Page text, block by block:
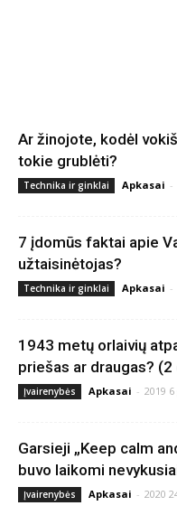
Ar žinojote, kodėl
tokie grublėti?
Technika ir ginklai Apkasai -
7 įdomūs faktai apie
užtaisinėtojas?
Technika ir ginklai Apkasai -
1943 metų orlaivių
priešas ar draugas? (2
Įvairenybės Apkasai - 2019
Garsieji „Keep calm
buvo laikomi
Įvairenybės Apkasai - 2020